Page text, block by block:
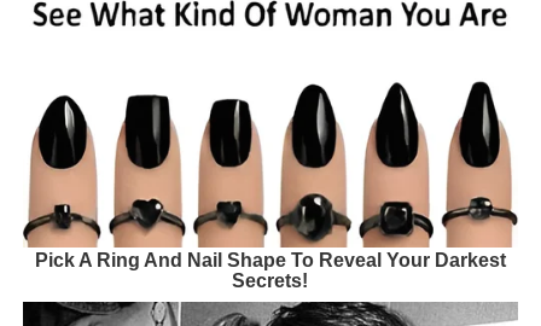
Pick A Ring And Nail Shape To Reveal Your Darkest
Secrets!